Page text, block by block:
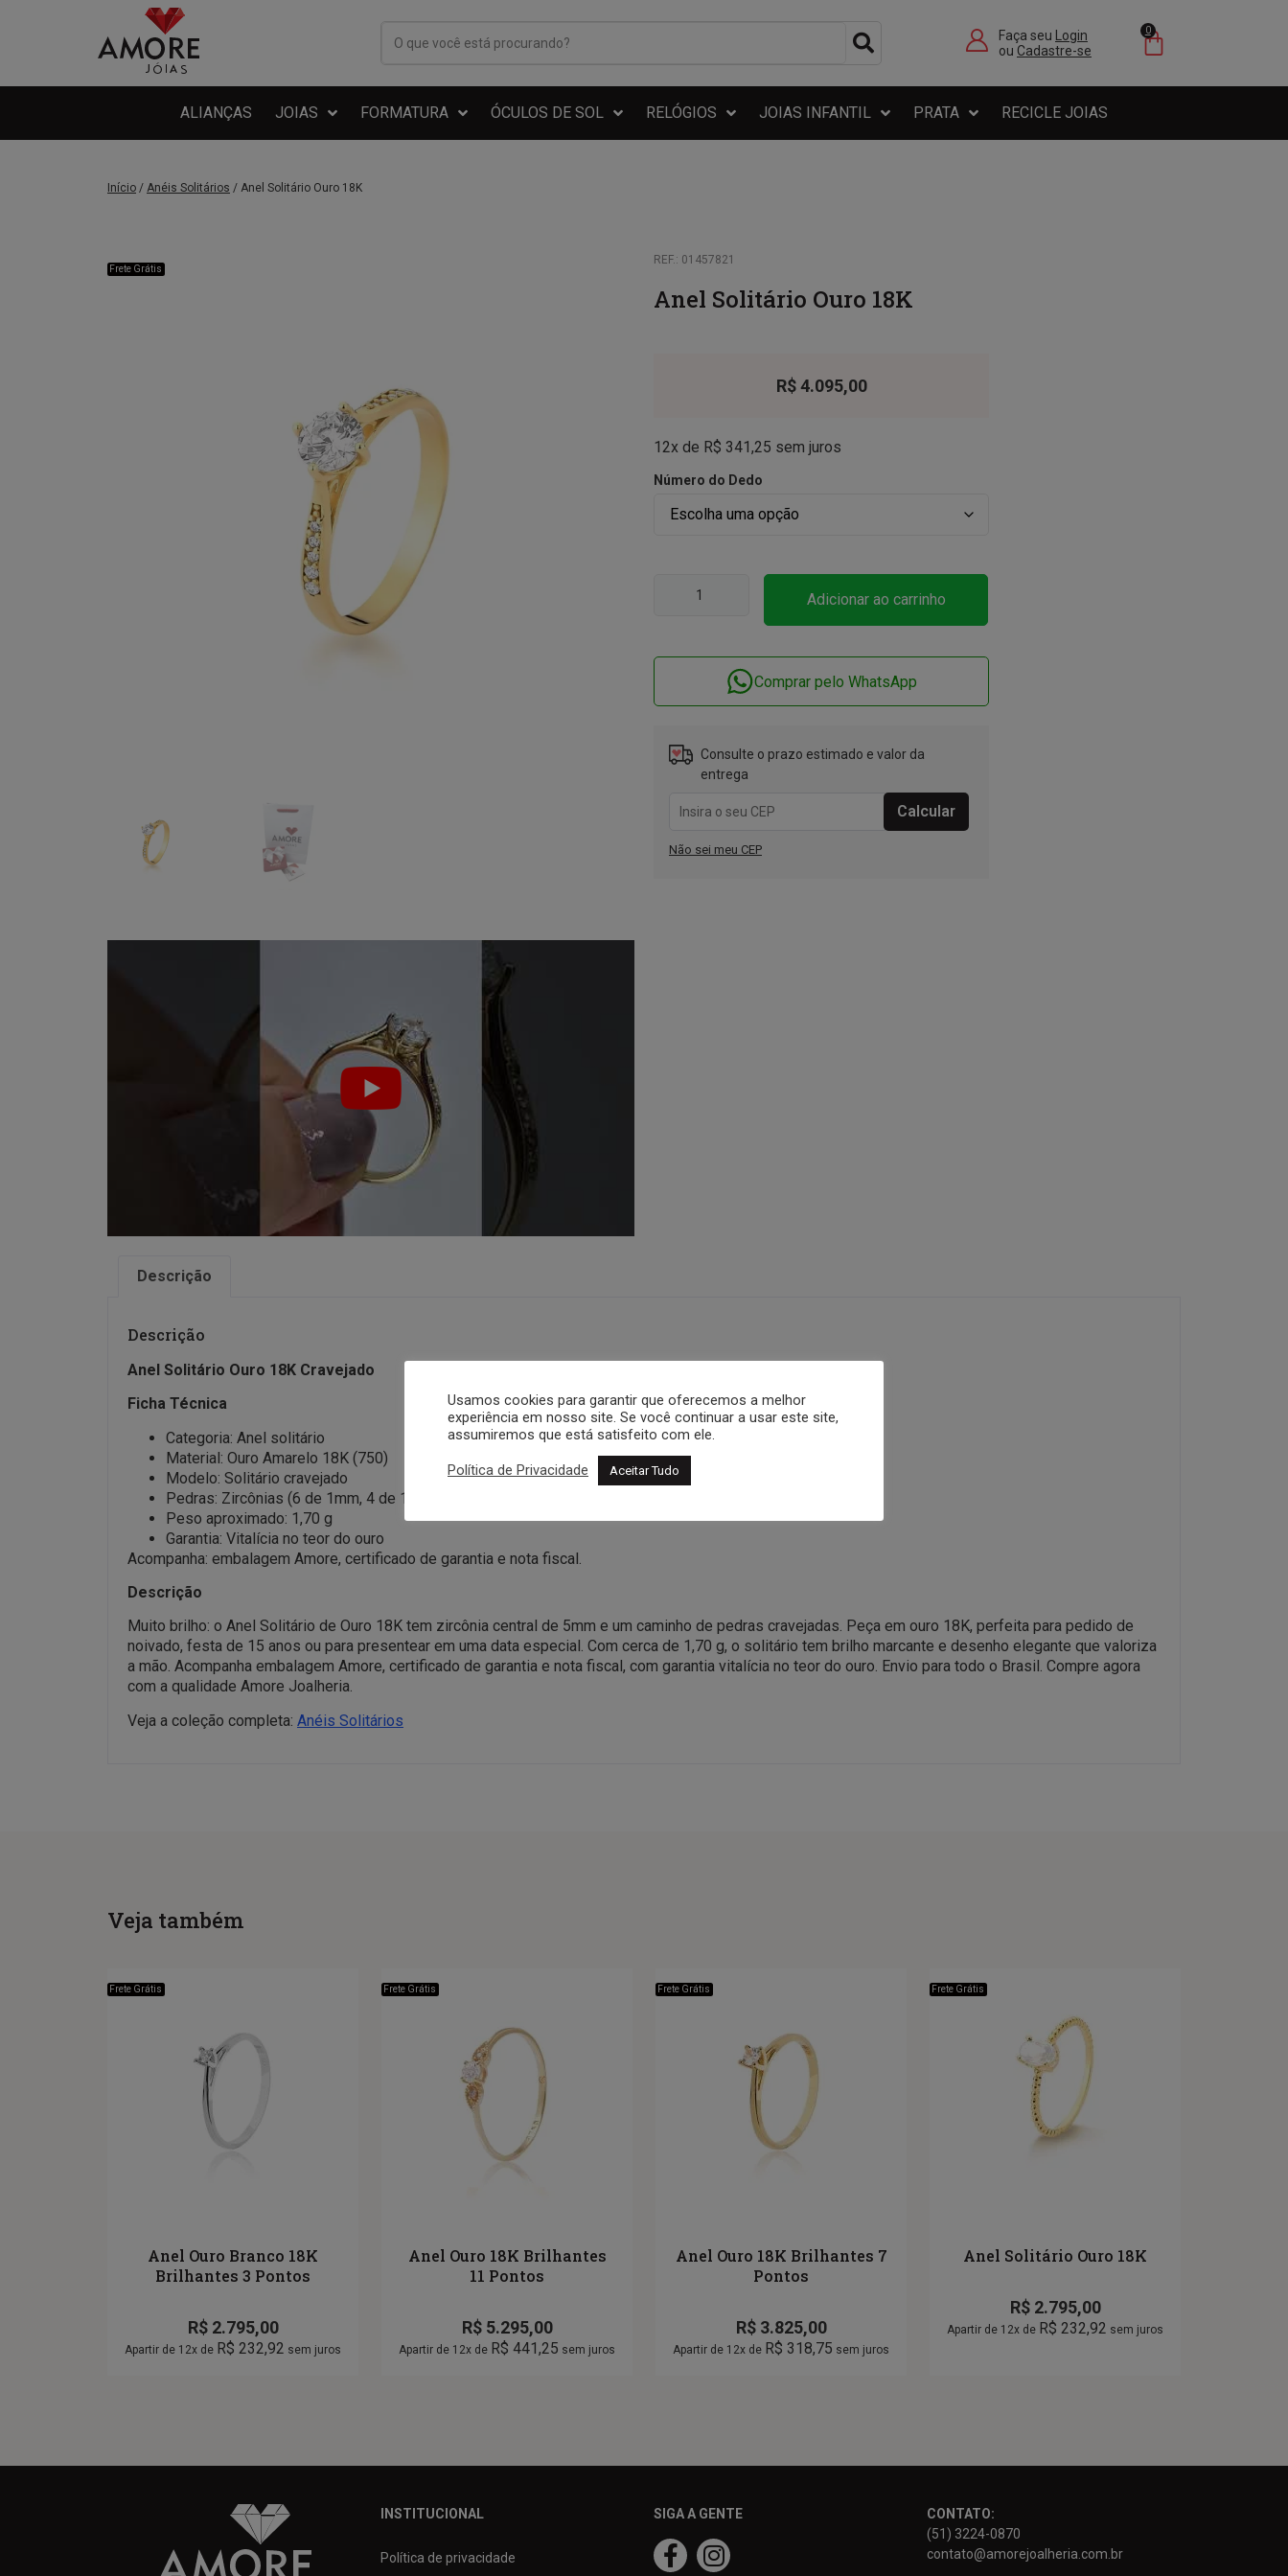
Faça seu Login
ou Cadastre-se
0
ALIANÇAS JOIAS FORMATURA ÓCULOS DE SOL RELÓGIOS JOIAS INFANTIL PRATA RECICLE JOIAS
Início / Anéis Solitários / Anel Solitário Ouro 18K
Frete Grátis
REF.: 01457821
Anel Solitário Ouro 18K
R$4.095,00
12x de R$ 341,25 sem juros
Número do Dedo
Adicionar ao carrinho
Comprar pelo WhatsApp
Consulte o prazo estimado e valor da
entrega
Não sei meu CEP
Descrição
Descrição
Anel Solitário Ouro 18K Cravejado
Ficha Técnica
Categoria: Anel solitário
Material: Ouro Amarelo 18K (750)
Modelo: Solitário cravejado
Pedras: Zircônias (6 de 1mm, 4 de 1,25mm e 1 de 5mm)
Peso aproximado: 1,70 g
Garantia: Vitalícia no teor do ouro
Acompanha: embalagem Amore, certificado de garantia e nota fiscal.
Descrição
Muito brilho: o Anel Solitário de Ouro 18K tem zircônia central de 5mm e um caminho de pedras cravejadas. Peça em ouro 18K, perfeita para pedido de
noivado, festa de 15 anos ou para presentear em uma data especial. Com cerca de 1,70 g, o solitário tem brilho marcante e desenho elegante que valoriza
a mão. Acompanha embalagem Amore, certificado de garantia e nota fiscal, com garantia vitalícia no teor do ouro. Envio para todo o Brasil. Compre agora
com a qualidade Amore Joalheria.
Veja a coleção completa: Anéis Solitários
Veja também
Frete Grátis
Anel Ouro Branco 18K
Brilhantes 3 Pontos
R$2.795,00
Apartir de 12x de R$ 232,92 sem juros
Frete Grátis
Anel Ouro 18K Brilhantes
11 Pontos
R$5.295,00
Apartir de 12x de R$ 441,25 sem juros
Frete Grátis
Anel Ouro 18K Brilhantes 7
Pontos
R$3.825,00
Apartir de 12x de R$ 318,75 sem juros
Frete Grátis
Anel Solitário Ouro 18K
R$2.795,00
Apartir de 12x de R$ 232,92 sem juros
INSTITUCIONAL
Política de privacidade
SIGA A GENTE
CONTATO:
(51) 3224-0870
contato@amorejoalheria.com.br
Usamos cookies para garantir que oferecemos a melhor
experiência em nosso site. Se você continuar a usar este site,
assumiremos que está satisfeito com ele.
Política de Privacidade Aceitar Tudo